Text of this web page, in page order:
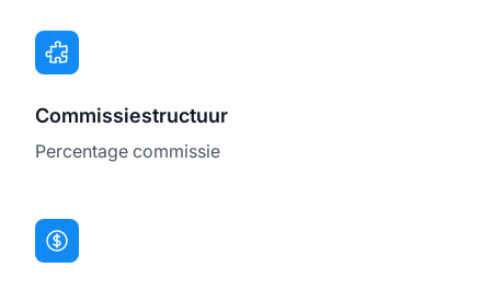
Commissiestructuur
Percentage commissie